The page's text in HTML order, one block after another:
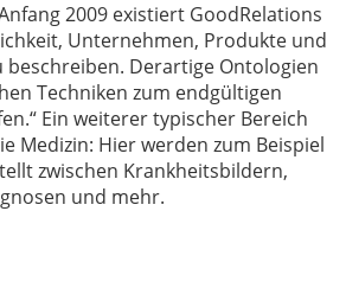
2009 existiert GoodRelations
Unternehmen, Produkte und
beschreiben. Derartige Ontologien
Techniken zum endgültigen
Ein weiterer typischer Bereich
Medizin: Hier werden zum Beispiel
zwischen Krankheitsbildern,
und mehr.